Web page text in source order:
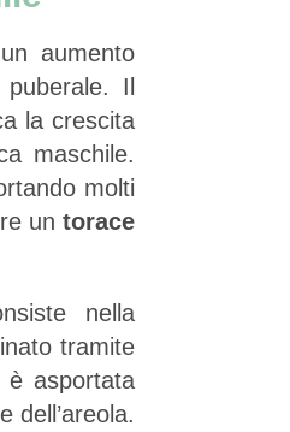
aumento
Il
la crescita
maschile.
molti
un torace
nella
tramite
è asportata
dell’areola.